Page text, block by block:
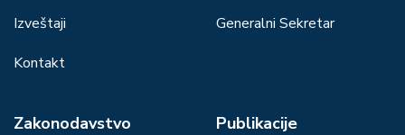
Izveštaji
Kontakt
Generalni Sekretar
Zakonodavstvo Publikacije